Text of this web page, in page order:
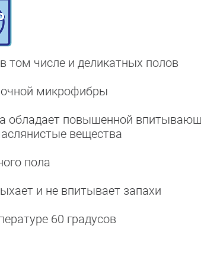
том числе и деликатных полов
микрофибры
обладает повышенной
вещества
пола
и не впитывает запахи
60 градусов